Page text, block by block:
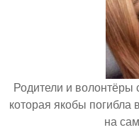
Родители и волонтёры
которая якобы погибла
на